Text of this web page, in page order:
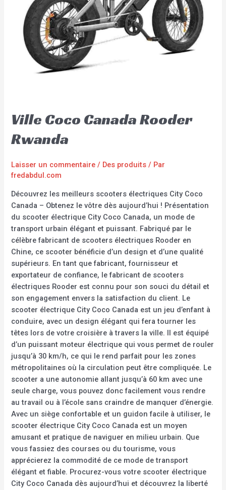
Ville Coco Canada Rooder
Rwanda
Laisser un commentaire / Des produits / Par
fredabdul.com
Découvrez les meilleurs scooters électriques City Coco
Canada – Obtenez le vôtre dès aujourd’hui ! Présentation
du scooter électrique City Coco Canada, un mode de
transport urbain élégant et puissant. Fabriqué par le
célèbre fabricant de scooters électriques Rooder en
Chine, ce scooter bénéficie d’un design et d’une qualité
supérieurs. En tant que fabricant, fournisseur et
exportateur de confiance, le fabricant de scooters
électriques Rooder est connu pour son souci du détail et
son engagement envers la satisfaction du client. Le
scooter électrique City Coco Canada est un jeu d’enfant à
conduire, avec un design élégant qui fera tourner les
têtes lors de votre croisière à travers la ville. Il est équipé
d’un puissant moteur électrique qui vous permet de rouler
jusqu’à 30 km/h, ce qui le rend parfait pour les zones
métropolitaines où la circulation peut être compliquée. Le
scooter a une autonomie allant jusqu’à 60 km avec une
seule charge, vous pouvez donc facilement vous rendre
au travail ou à l’école sans craindre de manquer d’énergie.
Avec un siège confortable et un guidon facile à utiliser, le
scooter électrique City Coco Canada est un moyen
amusant et pratique de naviguer en milieu urbain. Que
vous fassiez des courses ou du tourisme, vous
apprécierez la commodité de ce mode de transport
élégant et fiable. Procurez-vous votre scooter électrique
City Coco Canada dès aujourd’hui et découvrez la liberté